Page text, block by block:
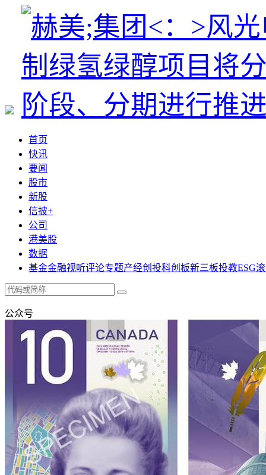
首页
快讯
要闻
股市
新股
信披+
公司
港美股
数据
基金金融视听评论专题产经创投科创板新三板投教ESG
公众号